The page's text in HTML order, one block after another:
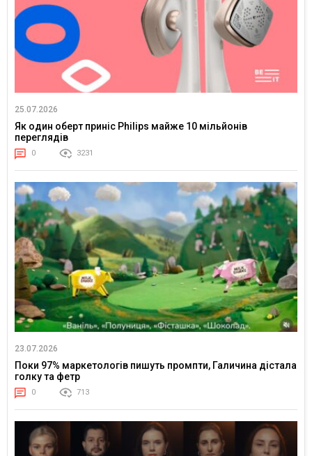
25.07.2026
Як один оберт приніс Philips майже 10 мільйонів
переглядів
0 3231
23.07.2026
Поки 97% маркетологів пишуть промпти, Галичина дістала
голку та фетр
0 713